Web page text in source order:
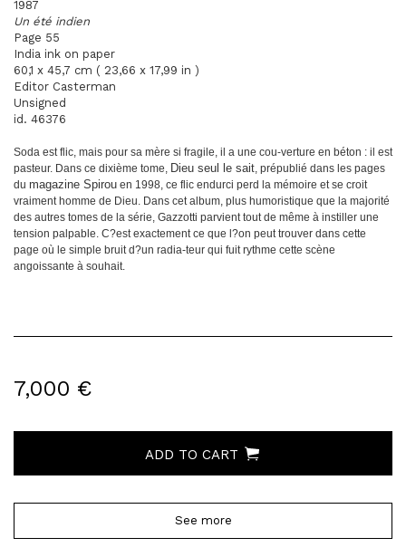
1987
Un été indien
Page 55
India ink on paper
60,1 x 45,7 cm ( 23,66 x 17,99 in )
Editor Casterman
Unsigned
id. 46376
Soda est flic, mais pour sa mère si fragile, il a une cou-verture en béton : il est
pasteur. Dans ce dixième tome, Dieu seul le sait, prépublié dans les pages
du magazine Spirou en 1998, ce flic endurci perd la mémoire et se croit
vraiment homme de Dieu. Dans cet album, plus humoristique que la majorité
des autres tomes de la série, Gazzotti parvient tout de même à instiller une
tension palpable. C?est exactement ce que l?on peuttrouver dans cette
page où le simple bruit d?un radia-teur qui fuit rythme cette scène
angoissante à souhait.
7,000 €
ADD TO CART
See more